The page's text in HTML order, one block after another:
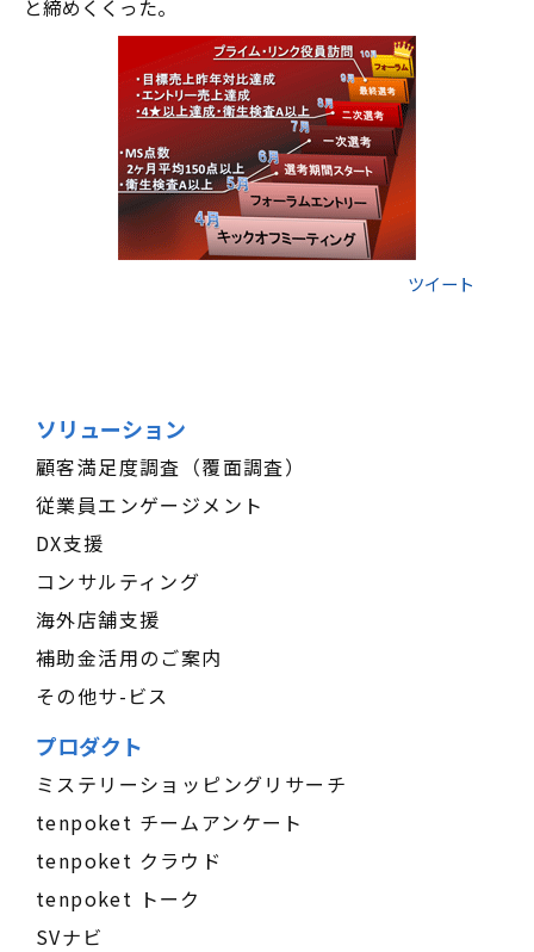
と締めくくった。
ツイート
ソリューション
顧客満足度調査（覆面調査）
従業員エンゲージメント
DX支援
コンサルティング
海外店舗支援
補助金活用のご案内
その他サ-ビス
プロダクト
ミステリーショッピングリサーチ
tenpoket チームアンケート
tenpoket クラウド
tenpoket トーク
SVナビ